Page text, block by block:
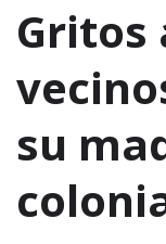
Gritos
su